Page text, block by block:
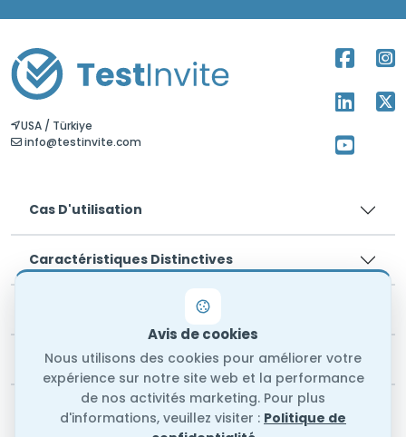
USA / Türkiye
info@testinvite.com
Cas D'utilisation
Caractéristiques Distinctives
Legal
À propos de nous
Avis de cookies
Nous utilisons des cookies pour améliorer votre
expérience sur notre site web et la performance
de nos activités marketing. Pour plus
d'informations, veuillez visiter : Politique de